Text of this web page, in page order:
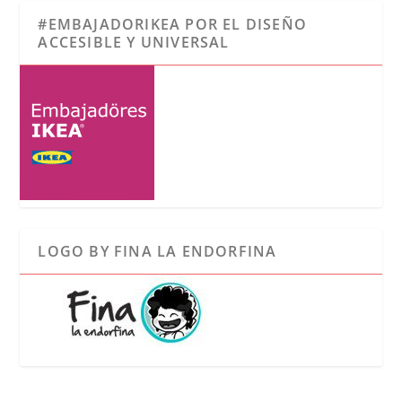
#EMBAJADORIKEA POR EL DISEÑO
ACCESIBLE Y UNIVERSAL
LOGO BY FINA LA ENDORFINA